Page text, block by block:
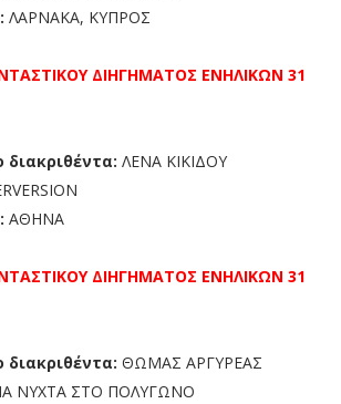
ΛΑΡΝΑΚΑ, ΚΥΠΡΟΣ
ΔΙΗΓΗΜΑΤΟΣ ΕΝΗΛΙΚΩΝ 31
ΛΕΝΑ ΚΙΚΙΔΟΥ
ΑΘΗΝΑ
ΔΙΗΓΗΜΑΤΟΣ ΕΝΗΛΙΚΩΝ 31
ΘΩΜΑΣ ΑΡΓΥΡΕΑΣ
ΝΥΧΤΑ ΣΤΟ ΠΟΛΥΓΩΝΟ